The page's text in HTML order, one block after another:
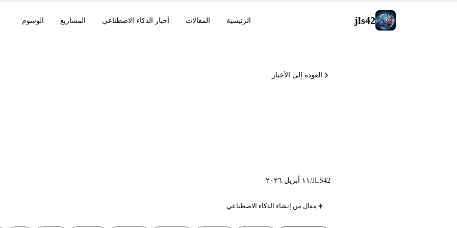
jls42 الرئيسية المقالات أخبار الذكاء الاصطناعي المشاريع الوسوم
العودة إلى الأخبار
JLS42
/ ١١ أبريل ٢٠٢٦
مقال من إنشاء الذكاء الاصطناعي